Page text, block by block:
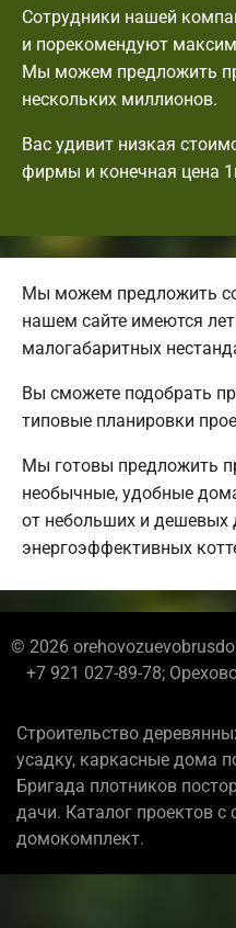
Сотрудники нашей
и порекомендуют
Мы можем предложить
нескольких миллионов.
Вас удивит низкая
фирмы и конечная цена
Мы можем предложить
нашем сайте имеются
малогабаритных
Вы сможете подобрать
типовые планировки
Мы готовы предложить
необычные, удобные
от небольших и дешевых
энергоэффективных
© 2026
+7 921 027-89-78;
Строительство
усадку, каркасные дома
Бригада плотников
дачи. Каталог проектов
домокомплект.